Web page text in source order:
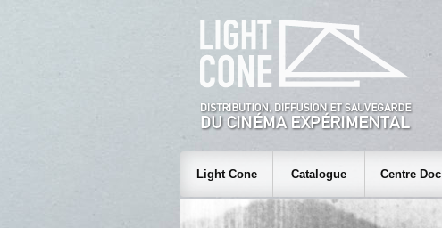
Light Cone Catalogue Centre Doc